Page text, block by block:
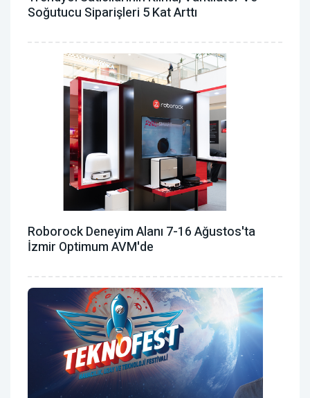
Soğutucu Siparişleri 5 Kat Arttı
Roborock Deneyim Alanı 7-16 Ağustos'ta
İzmir Optimum AVM'de